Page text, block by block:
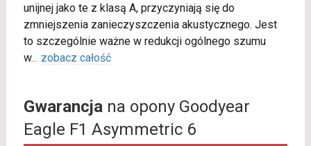
unijnej jako te z klasą A, przyczyniają się do
zmniejszenia zanieczyszczenia akustycznego. Jest
to szczególnie ważne w redukcji ogólnego szumu
w... zobacz całość
Gwarancjana opony Goodyear
Eagle F1 Asymmetric 6